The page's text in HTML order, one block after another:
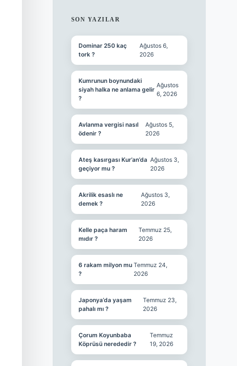
SON YAZILAR
Dominar 250 kaç
tork ?
Ağustos 6,
2026
Kumrunun boynundaki
siyah halka ne anlama gelir
?
Ağustos
6, 2026
Avlanma vergisi nasıl
ödenir ?
Ağustos 5,
2026
Ateş kasırgası Kur’an’da
geçiyor mu ?
Ağustos 3,
2026
Akrilik esaslı ne
demek ?
Ağustos 3,
2026
Kelle paça haram
mıdır ?
Temmuz 25,
2026
6 rakam milyon mu
?
Temmuz 24,
2026
Japonya’da yaşam
pahalı mı ?
Temmuz 23,
2026
Çorum Koyunbaba
Köprüsü nerededir ?
Temmuz
19, 2026